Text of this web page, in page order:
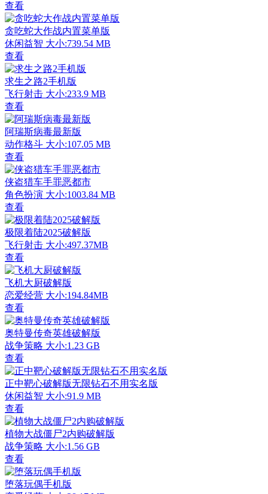
查看
贪吃蛇大作战内置菜单版
休闲益智 大小:739.54 MB
查看
求生之路2手机版
飞行射击 大小:233.9 MB
查看
阿瑞斯病毒最新版
动作格斗 大小:107.05 MB
查看
侠盗猎车手罪恶都市
角色扮演 大小:1003.84 MB
查看
极限着陆2025破解版
飞行射击 大小:497.37MB
查看
飞机大厨破解版
恋爱经营 大小:194.84MB
查看
奥特曼传奇英雄破解版
战争策略 大小:1.23 GB
查看
正中靶心破解版无限钻石不用实名版
休闲益智 大小:91.9 MB
查看
植物大战僵尸2内购破解版
战争策略 大小:1.56 GB
查看
堕落玩偶手机版